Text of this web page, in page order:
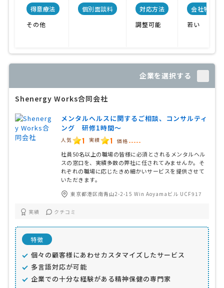
得意療法
その他
個別面談料
対応方法
調整可能
会社特色
若い
企業を選択する
Shenergy Works合同会社
メンタルヘルスに関するご相談、コンサルティ
ング 研修1時間〜
人気 1 実績 1 価格 -----
社員50名以上の職場の皆様に必須とされるメンタルヘル
スの窓口を、実績多数の弊社に任されてみませんか。そ
れぞれの職場に応じたきめ細かいサービスを提供させて
いただきます。
東京都港区南青山2-2-15 Win Aoyamaビル UCF917
実績 クチコミ
特徴
個々の顧客様にあわせカスタマイズしたサービス
多言語対応が可能
企業での十分な経験がある精神保健の専門家